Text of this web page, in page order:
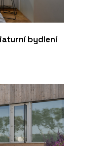
bydlení